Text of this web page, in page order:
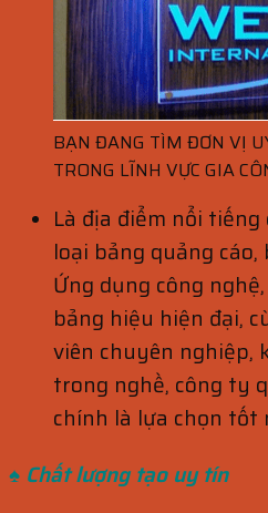
BẠN ĐANG TÌM ĐƠN VỊ
TRONG LĨNH VỰC GIA
Là địa điểm nổi
loại bảng quảng
Ứng dụng công
bảng hiệu hiện đại,
viên chuyên nghiệp,
trong nghề, công ty
chính là lựa chọn tốt
♠ Chất lượng tạo uy tín